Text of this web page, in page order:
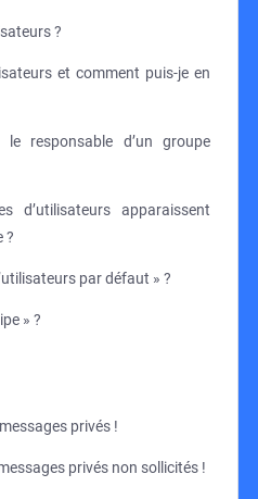
?
et comment puis-je en
responsable d’un groupe
d’utilisateurs apparaissent
?
par défaut » ?
» ?
privés !
privés non sollicités !